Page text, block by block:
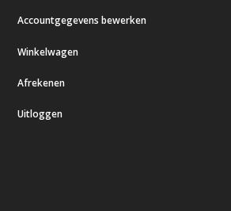
Accountgegevens bewerken
Winkelwagen
Afrekenen
Uitloggen